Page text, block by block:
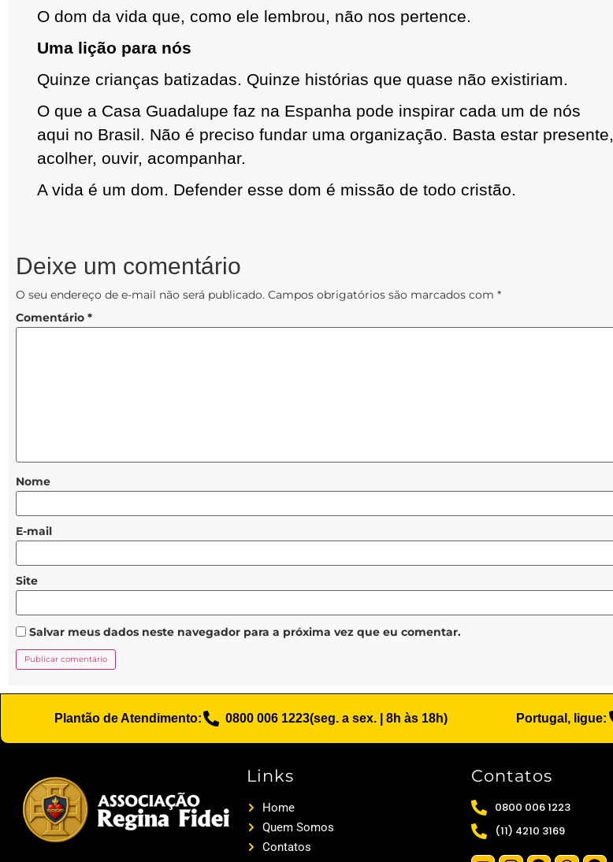
O dom da vida que, como ele lembrou, não nos pertence.
Uma lição para nós
Quinze crianças batizadas. Quinze histórias que quase não existiriam.
O que a Casa Guadalupe faz na Espanha pode inspirar cada um de nós
aqui no Brasil. Não é preciso fundar uma organização. Basta estar presente,
acolher, ouvir, acompanhar.
A vida é um dom. Defender esse dom é missão de todo cristão.
Deixe um comentário
O seu endereço de e-mail não será publicado. Campos obrigatórios são marcados com *
Comentário *
Nome
E-mail
Site
Salvar meus dados neste navegador para a próxima vez que eu comentar.
Plantão de Atendimento: 0800 006 1223(seg. a sex. | 8h às 18h) Portugal, ligue:
Links
Home
Quem Somos
Contatos
Contatos
0800 006 1223
(11) 4210 3169